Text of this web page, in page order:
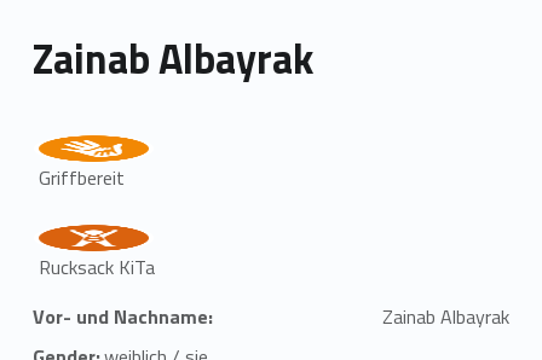
Zainab Albayrak
Griffbereit
Rucksack KiTa
Vor- und Nachname:
Zainab Albayrak